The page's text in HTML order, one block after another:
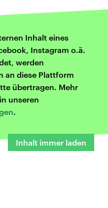
Inhalt eines
Instagram o.ä.
werden
an diese Plattform
übertragen. Mehr
unseren
.
Inhalt immer laden